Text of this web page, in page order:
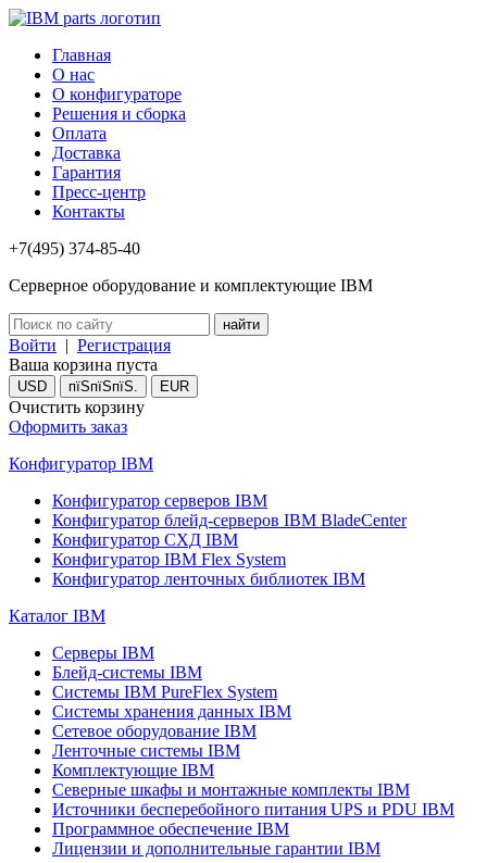
Главная
О нас
О конфигураторе
Решения и сборка
Оплата
Доставка
Гарантия
Пресс-центр
Контакты
+7(495) 374-85-40
Серверное оборудование и комплектующие IBM
Войти | Регистрация
Ваша корзина пуста
USD пїЅпїЅпїЅ. EUR
Очистить корзину
Оформить заказ
Конфигуратор IBM
Конфигуратор серверов IBM
Конфигуратор блейд-серверов IBM BladeCenter
Конфигуратор СХД IBM
Конфигуратор IBM Flex System
Конфигуратор ленточных библиотек IBM
Каталог IBM
Серверы IBM
Блейд-системы IBM
Системы IBM PureFlex System
Системы хранения данных IBM
Сетевое оборудование IBM
Ленточные системы IBM
Комплектующие IBM
Северные шкафы и монтажные комплекты IBM
Источники бесперебойного питания UPS и PDU IBM
Программное обеспечение IBM
Лицензии и дополнительные гарантии IBM